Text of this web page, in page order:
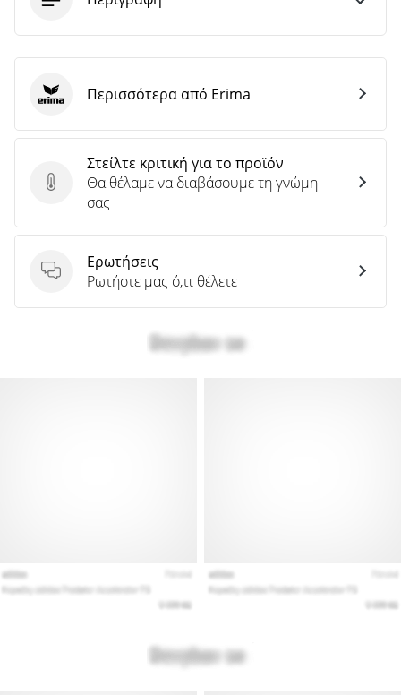
Στείλτε κριτική για το προϊόν
Στείλτε κριτική για το προϊόν
Θα θέλαμε να διαβάσουμε τη γνώμη
σας
Ερωτήσεις
Ερωτήσεις
Ρωτήστε μας ό,τι θέλετε
Erima Περισσότερα από Erima